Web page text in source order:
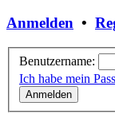
Anmelden •
Benutzername:
Ich habe mein